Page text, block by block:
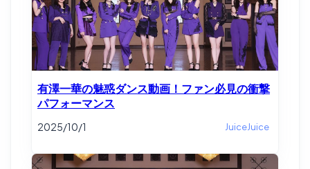
有澤一華の魅惑ダンス動画！ファン必見の衝撃
パフォーマンス
2025/10/1 JuiceJuice